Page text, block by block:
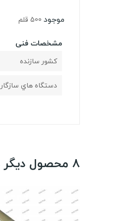
موجود 500 قلم
مشخصات فنی
کشور سازنده
دستگاه هاي سازگار
8 محصول دیگر در همین شاخه: